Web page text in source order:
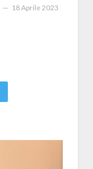
18 Aprile 2023